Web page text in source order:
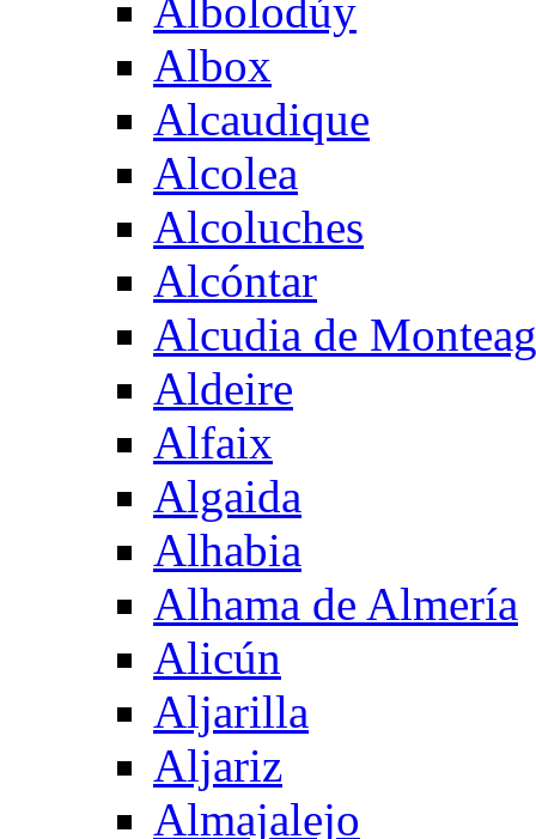
Albolodúy
Albox
Alcaudique
Alcolea
Alcoluches
Alcóntar
Alcudia de
Aldeire
Alfaix
Algaida
Alhabia
Alhama de Almería
Alicún
Aljarilla
Aljariz
Almajalejo